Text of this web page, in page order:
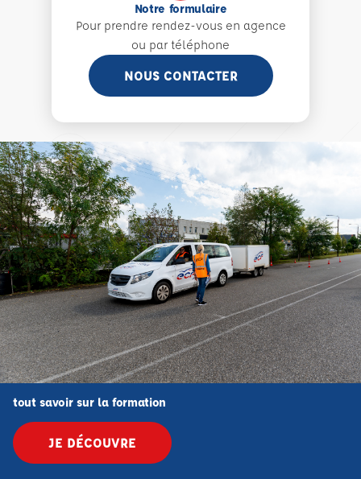
Notre formulaire
Pour prendre rendez-vous en agence
ou par téléphone
NOUS CONTACTER
tout savoir sur la formation
JE DÉCOUVRE